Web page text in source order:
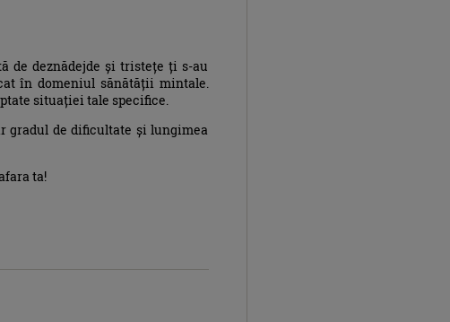
de deznădejde și tristețe ți s-au
în domeniul sănătății mintale.
situației tale specifice.
gradul de dificultate și lungimea
ta!